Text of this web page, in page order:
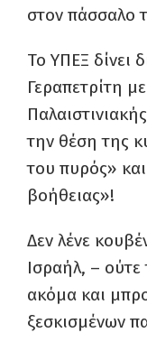
στον πάσσαλο
Το ΥΠΕΞ δίνει
Γεραπετρίτη
την θέση της
του πυρός»
βοήθειας»!
Δεν λένε
Ισραήλ, –
ακόμα και
ξεσκισμένων